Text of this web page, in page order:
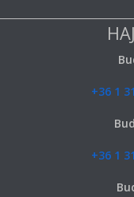
+36 1
+36 1